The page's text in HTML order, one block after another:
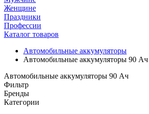
Женщине
Праздники
Профессии
Каталог товаров
Автомобильные аккумуляторы
Автомобильные аккумуляторы 90 Ач
Автомобильные аккумуляторы 90 Ач
Фильтр
Бренды
Категории